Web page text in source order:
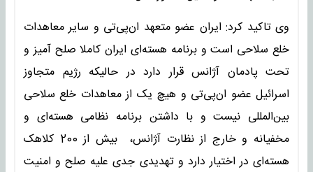
وی تاکید کرد: ایران عضو متعهد ان‌پی‌تی و سایر معاهدات
خلع سلاحی است و برنامه هسته‌ای ایران کاملا صلح آمیز و
تحت پادمان آژانس قرار دارد در حالیکه رژیم متجاوز
اسرائیل عضو ان‌پی‌تی و هیچ یک از معاهدات خلع سلاحی
بین‌المللی نیست‌ و با داشتن برنامه نظامی هسته‌ای و
مخفیانه و خارج از نظارت آژانس، بیش از 200 کلاهک
هسته‌ای در اختیار دارد و تهدیدی جدی علیه صلح و امنیت